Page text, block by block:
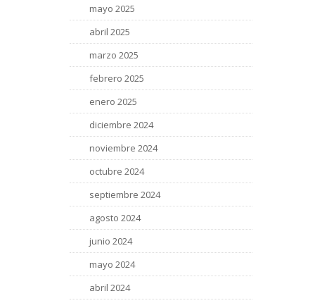
mayo 2025
abril 2025
marzo 2025
febrero 2025
enero 2025
diciembre 2024
noviembre 2024
octubre 2024
septiembre 2024
agosto 2024
junio 2024
mayo 2024
abril 2024